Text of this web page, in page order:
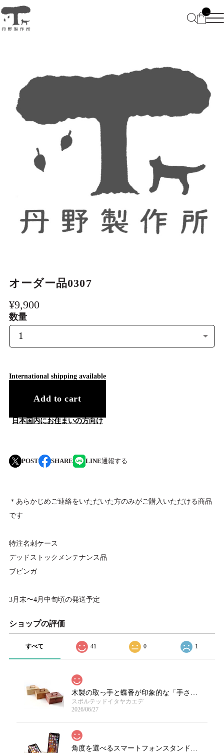
ABOUT
CATEGORY
仕掛けのある文具 Stationeries
電子端末向け卓上小物 Desk
特別なものを仕舞う箱 wooden
boxes
一期一会のもの Limited edition item
BLOG
CONTACT
プライバシーポリシー
特定商取引法に基づく表記
オーダー品0307
¥9,900
数量
International shipping available
Add to cart
日本国内にお住まいの方向け
POST SHARE LINE通報する
＊あらかじめご連絡をいただいた方のみがご購入いただける商品
です
特注名刺ケース
デッドストックメンテナンス品
ブビンガ
3月末〜4月中旬頃の発送予定
ショップの評価
すべて 41 0 1
木製の取っ手と蝶番が印象的な「手さげ木箱」/限定樹種
スポルテッドイタヤカエデ
2026/06/27
角度を選べるスマートフォンスタンド（縦置可）